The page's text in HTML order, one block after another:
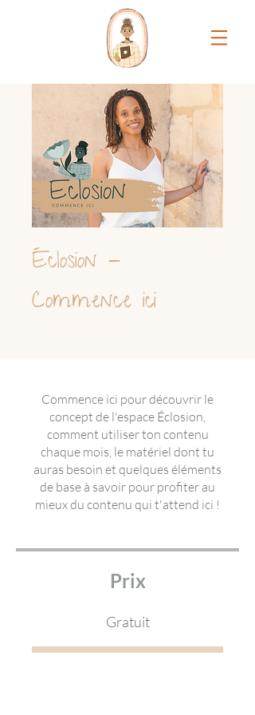
Éclosion -
Commence ici
Commence ici pour découvrir le
concept de l'espace Éclosion,
comment utiliser ton contenu
chaque mois, le matériel dont tu
auras besoin et quelques éléments
de base à savoir pour profiter au
mieux du contenu qui t'attend ici !
Prix
Gratuit